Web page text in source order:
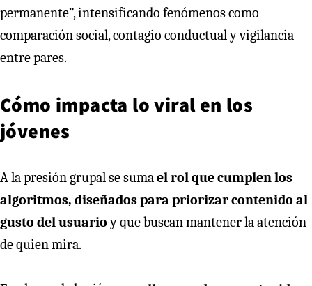
permanente”, intensificando fenómenos como
comparación social, contagio conductual y vigilancia
entre pares.
Cómo impacta lo viral en los
jóvenes
A la presión grupal se sumael rol que cumplen los
algoritmos, diseñados para priorizar contenido al
gusto del usuarioy que buscan mantener la atención
de quien mira.